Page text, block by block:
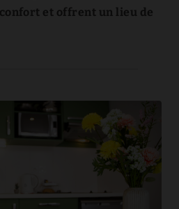
et offrent un lieu de